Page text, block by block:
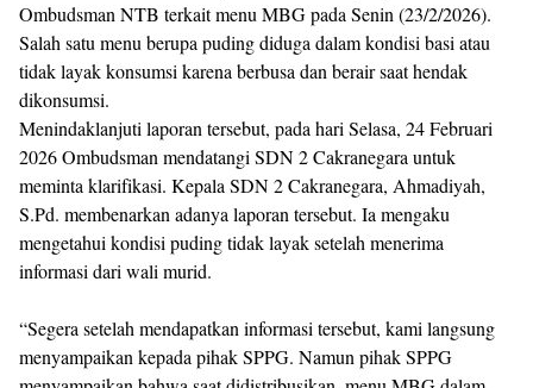
Ombudsman NTB terkait menu MBG pada Senin (23/2/2026).
Salah satu menu berupa puding diduga dalam kondisi basi atau
tidak layak konsumsi karena berbusa dan berair saat hendak
dikonsumsi.
Menindaklanjuti laporan tersebut, pada hari Selasa, 24 Februari
2026 Ombudsman mendatangi SDN 2 Cakranegara untuk
meminta klarifikasi. Kepala SDN 2 Cakranegara, Ahmadiyah,
S.Pd. membenarkan adanya laporan tersebut. Ia mengaku
mengetahui kondisi puding tidak layak setelah menerima
informasi dari wali murid.
“Segera setelah mendapatkan informasi tersebut, kami langsung
menyampaikan kepada pihak SPPG. Namun pihak SPPG